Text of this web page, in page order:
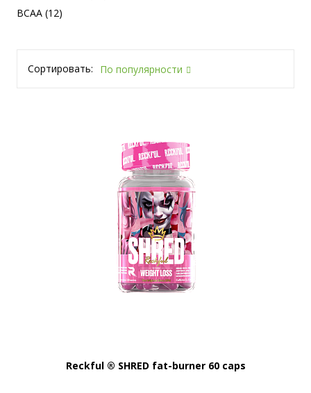
BCAA (12)
Сортировать: По популярности
Reckful ® SHRED fat-burner 60 caps